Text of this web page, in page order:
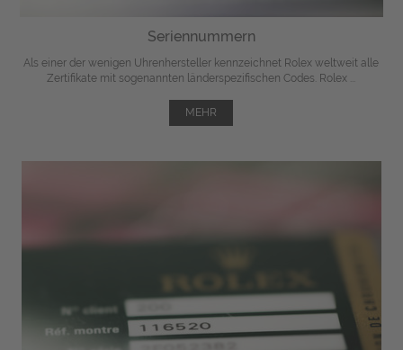
Seriennummern
Als einer der wenigen Uhrenhersteller kennzeichnet Rolex weltweit alle
Zertifikate mit sogenannten länderspezifischen Codes. Rolex ...
MEHR